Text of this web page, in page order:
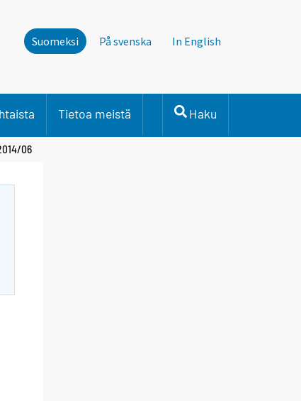
Suomeksi På svenska In English
Tietoa meistä Haku
06